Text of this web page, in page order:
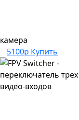
камера
5100р Купить